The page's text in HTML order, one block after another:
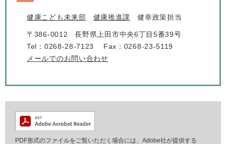
健康こども未来部 健康推進課 健幸政策担当
〒386-0012
長野県上田市中央6丁目5番39号
Tel：0268-28-7123
Fax：0268-23-5119
メールでのお問い合わせ
PDF形式のファイルをご覧いただく場合には、Adobe社が提供する